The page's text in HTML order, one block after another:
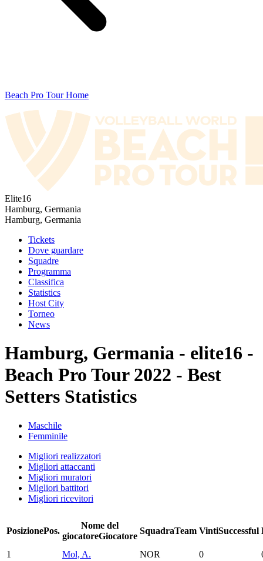
Beach Pro Tour Home
Elite16
Hamburg, Germania
Hamburg, Germania
Tickets
Dove guardare
Squadre
Programma
Classifica
Statistics
Host City
Torneo
News
Hamburg, Germania - elite16 -
Beach Pro Tour 2022 - Best
Setters Statistics
Maschile
Femminile
Migliori realizzatori
Migliori attaccanti
Migliori muratori
Migliori battitori
Migliori ricevitori
PosizionePos.
Nome del
giocatoreGiocatore
SquadraTeam VintiSuccessful
1 Mol, A. NOR 0